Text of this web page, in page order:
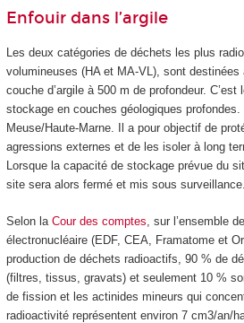
Enfouir dans l’argile
Les deux catégories de déchets les plus
volumineuses (HA et MA-VL), sont destinées
couche d’argile à 500 m de profondeur.
stockage en couches géologiques
Meuse/Haute-Marne. Il a pour objectif de
agressions externes et de les isoler à long
Lorsque la capacité de stockage prévue du
site sera alors fermé et mis sous surveillance.
Selon la Cour des comptes , sur l’ensemble
électronucléaire (EDF, CEA, Framatome et
production de déchets radioactifs, 90 % de
(filtres, tissus, gravats) et seulement 10 %
de fission et les actinides mineurs qui
radioactivité représentent environ 7 cm3/an/